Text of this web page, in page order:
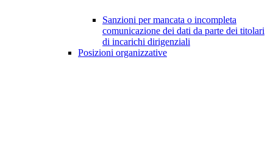
Sanzioni per mancata o incompleta
comunicazione dei dati da parte dei titolari
di incarichi dirigenziali
Posizioni organizzative